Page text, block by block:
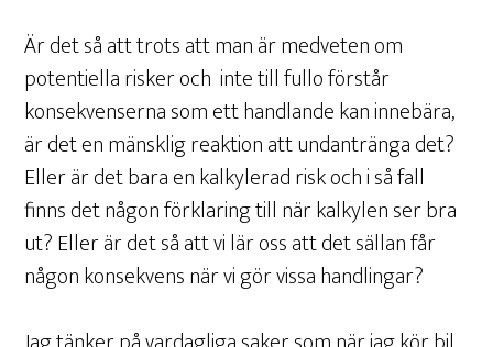
Är det så att trots att man är medveten om
potentiella risker och inte till fullo förstår
konsekvenserna som ett handlande kan innebära,
är det en mänsklig reaktion att undantränga det?
Eller är det bara en kalkylerad risk och i så fall
finns det någon förklaring till när kalkylen ser bra
ut? Eller är det så att vi lär oss att det sällan får
någon konsekvens när vi gör vissa handlingar?